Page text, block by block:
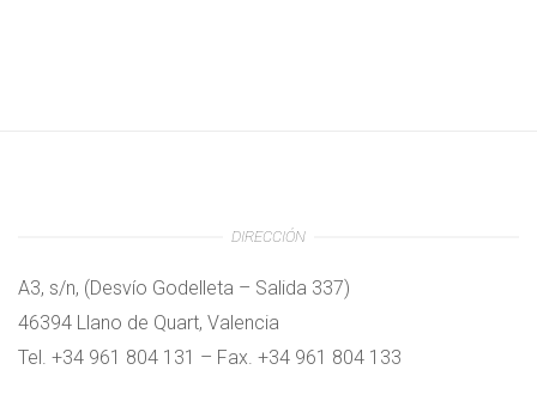
DIRECCIÓN
A3, s/n, (Desvío Godelleta – Salida 337)
46394 Llano de Quart, Valencia
Tel. +34 961 804 131 – Fax. +34 961 804 133